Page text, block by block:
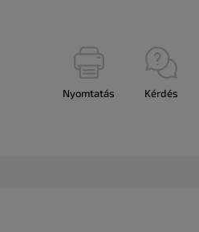
Nyomtatás Kérdés